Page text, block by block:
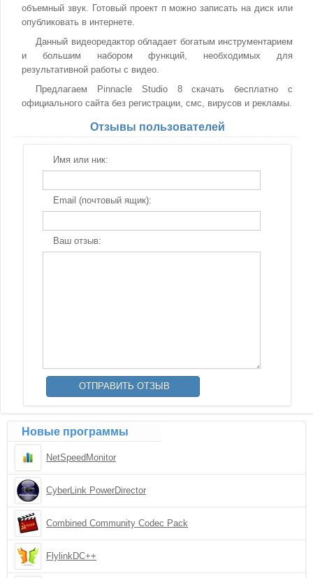
объемный звук. Готовый проект п можно записать на диск или
опубликовать в интернете.
Данный видеоредактор обладает богатым инструментарием
и большим набором функций, необходимых для
результативной работы с видео.
Предлагаем Pinnacle Studio 8 скачать бесплатно с
официального сайта без регистрации, смс, вирусов и рекламы.
Отзывы пользователей
Имя или ник:
Email (почтовый ящик):
Ваш отзыв:
Новые программы
NetSpeedMonitor
CyberLink PowerDirector
Combined Community Codec Pack
FlylinkDC++